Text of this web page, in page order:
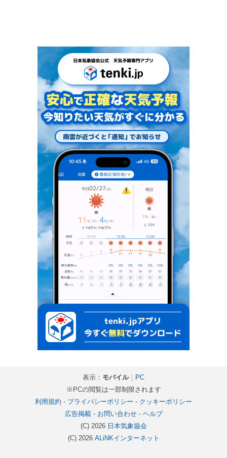
表示： モバイル｜ PC
※PCの閲覧は一部制限されます
利用規約 - プライバシーポリシー - クッキーポリシー
広告掲載- お問い合わせ- ヘルプ
(C) 2026 日本気象協会
(C) 2026 ALiNKインターネット